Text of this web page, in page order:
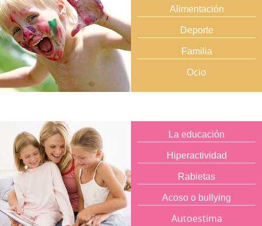
Alimentación
Deporte
Familia
Ocio
La educación
Hiperactividad
Rabietas
Acoso o bullying
Autoestima